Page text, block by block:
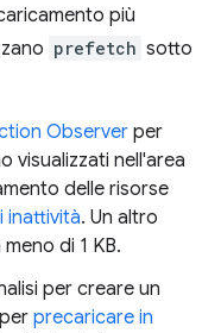
più
prefetch sotto
Observerper
visualizzati nell'area
delle risorse
inattività. Un altro
di 1 KB.
per creare un
precaricare in